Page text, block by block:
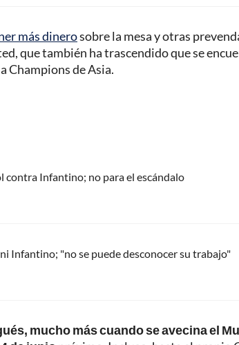
más dinerosobre la mesa y otras
que también ha trascendido que se
Champions de Asia.
contra Infantino; no para el escándalo
Infantino; "no se puede desconocer su trabajo"
mucho más cuando se avecina el